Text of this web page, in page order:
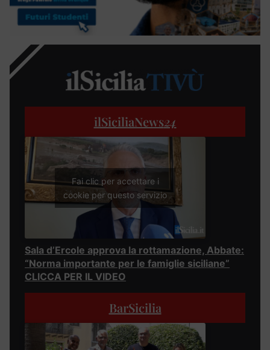
ilSiciliaNews24
Fai clic per accettare i
cookie per questo servizio
Sala d’Ercole approva la rottamazione, Abbate:
“Norma importante per le famiglie siciliane”
CLICCA PER IL VIDEO
BarSicilia